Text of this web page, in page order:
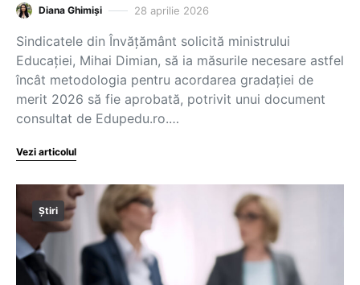
Diana Ghimiși 28 aprilie 2026
Sindicatele din Învățământ solicită ministrului
Educației, Mihai Dimian, să ia măsurile necesare astfel
încât metodologia pentru acordarea gradaţiei de
merit 2026 să fie aprobată, potrivit unui document
consultat de Edupedu.ro.…
Vezi articolul
Știri